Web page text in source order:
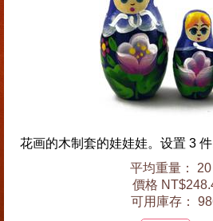
花画的木制套的娃娃娃。设置 3 件
平均重量：
價格
可用庫存：